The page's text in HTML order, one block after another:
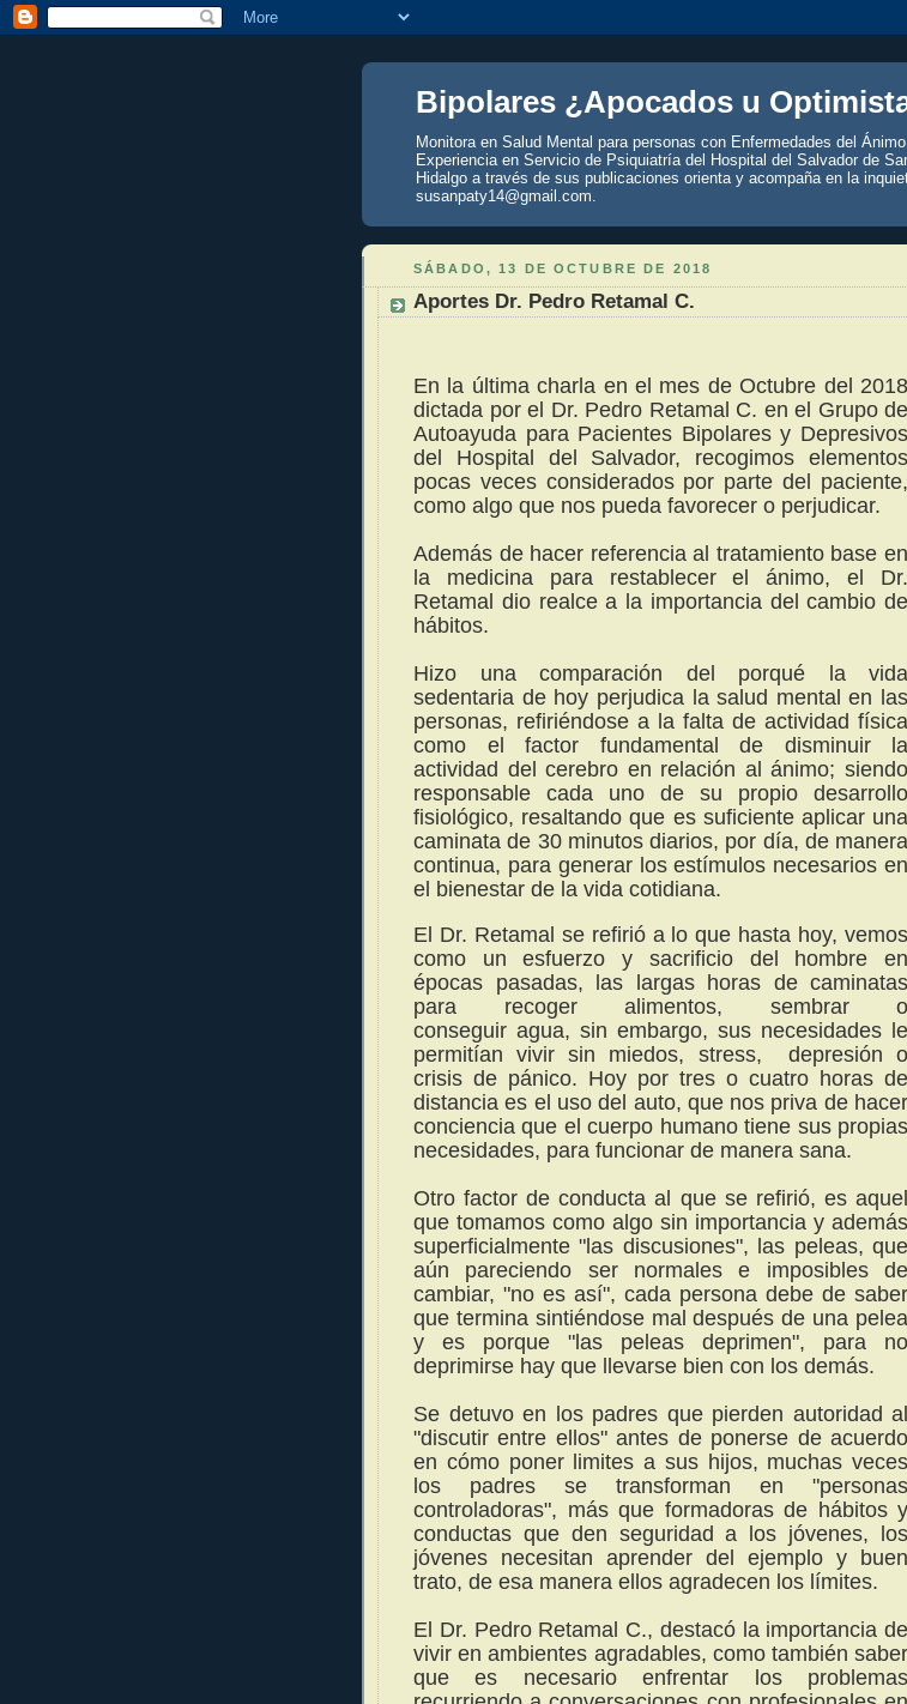
Bipolares ¿Apocados u
Monitora en Salud Mental para personas con Enfermedades del
Experiencia en Servicio de Psiquiatría del Hospital del Salvador de
Hidalgo a través de sus publicaciones orienta y acompaña en la
susanpaty14@gmail.com.
SÁBADO, 13 DE OCTUBRE DE 2018
Aportes Dr. Pedro Retamal C.
En la última charla en el mes de Octubre del 2018
dictada por el Dr. Pedro Retamal C. en el Grupo de
Autoayuda para Pacientes Bipolares y Depresivos
del Hospital del Salvador, recogimos elementos
pocas veces considerados por parte del paciente,
como algo que nos pueda favorecer o perjudicar.
Además de hacer referencia al tratamiento base en
la medicina para restablecer el ánimo, el Dr.
Retamal dio realce a la importancia del cambio de
hábitos.
Hizo una comparación del porqué la vida
sedentaria de hoy perjudica la salud mental en las
personas, refiriéndose a la falta de actividad física
como el factor fundamental de disminuir la
actividad del cerebro en relación al ánimo; siendo
responsable cada uno de su propio desarrollo
fisiológico, resaltando que es suficiente aplicar una
caminata de 30 minutos diarios, por día, de manera
continua, para generar los estímulos necesarios en
el bienestar de la vida cotidiana.
El Dr. Retamal se refirió a lo que hasta hoy, vemos
como un esfuerzo y sacrificio del hombre en
épocas pasadas, las largas horas de caminatas
para recoger alimentos, sembrar o
conseguir agua, sin embargo, sus necesidades le
permitían vivir sin miedos, stress, depresión o
crisis de pánico. Hoy por tres o cuatro horas de
distancia es el uso del auto, que nos priva de hacer
conciencia que el cuerpo humano tiene sus propias
necesidades, para funcionar de manera sana.
Otro factor de conducta al que se refirió, es aquel
que tomamos como algo sin importancia y además
superficialmente "las discusiones", las peleas, que
aún pareciendo ser normales e imposibles de
cambiar, "no es así", cada persona debe de saber
que termina sintiéndose mal después de una pelea
y es porque "las peleas deprimen", para no
deprimirse hay que llevarse bien con los demás.
Se detuvo en los padres que pierden autoridad al
"discutir entre ellos" antes de ponerse de acuerdo
en cómo poner limites a sus hijos, muchas veces
los padres se transforman en "personas
controladoras", más que formadoras de hábitos y
conductas que den seguridad a los jóvenes, los
jóvenes necesitan aprender del ejemplo y buen
trato, de esa manera ellos agradecen los límites.
El Dr. Pedro Retamal C., destacó la importancia de
vivir en ambientes agradables, como también saber
que es necesario enfrentar los problemas